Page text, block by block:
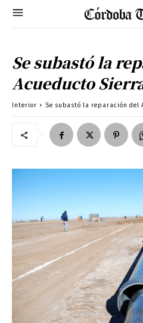
Se subastó la
Acueducto
Interior Se subastó la reparación del